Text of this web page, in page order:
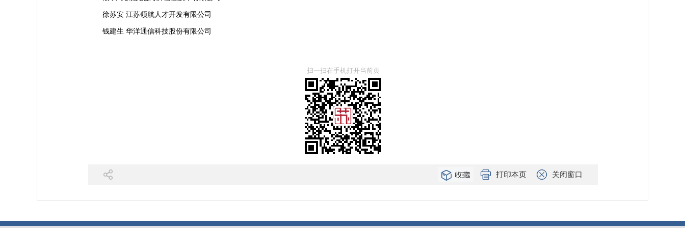
徐苏安 江苏领航人才开发有限公司
钱建生 华洋通信科技股份有限公司
扫一扫在手机打开当前页
打印本页 关闭窗口